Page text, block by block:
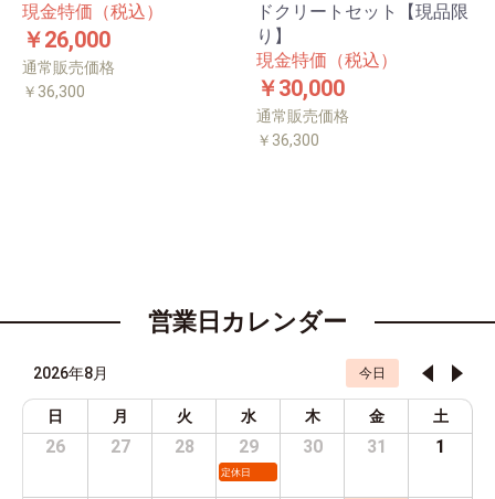
現金特価（税込）
￥26,000
通常販売価格
￥36,300
ドクリートセット【現品限
り】
現金特価（税込）
￥30,000
通常販売価格
￥36,300
営業日カレンダー
2026年8月 今日
日 月 火 水 木 金 土
26 27 28 29
定休日
30 31 1